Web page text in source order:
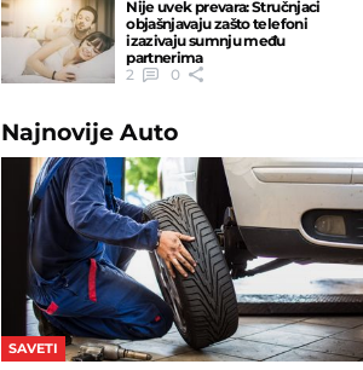
Nije uvek prevara: Stručnjaci
objašnjavaju zašto telefoni
izazivaju sumnju među
partnerima
2
0
NajnovijeAuto
SAVETI